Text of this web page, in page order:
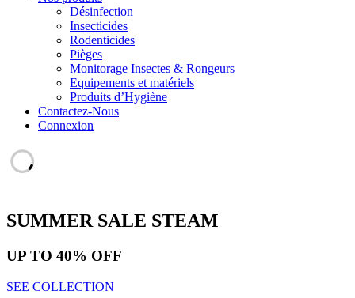
Désinfection
Insecticides
Rodenticides
Pièges
Monitorage Insectes & Rongeurs
Equipements et matériels
Produits d’Hygiène
Contactez-Nous
Connexion
SUMMER SALE STEAM
UP TO 40% OFF
SEE COLLECTION